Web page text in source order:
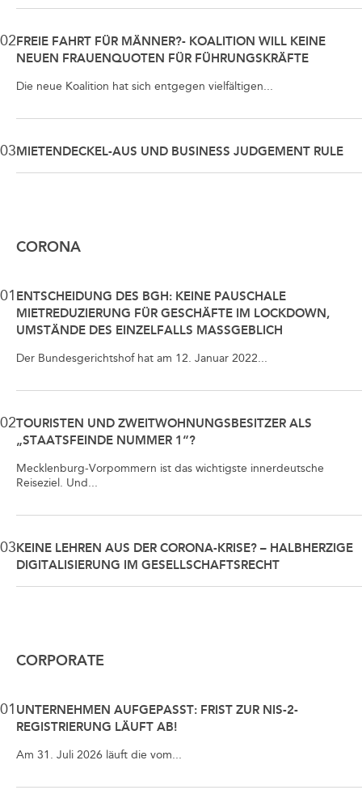
02 FREIE FAHRT FÜR MÄNNER?- KOALITION WILL KEINE
NEUEN FRAUENQUOTEN FÜR FÜHRUNGSKRÄFTE
Die neue Koalition hat sich entgegen vielfältigen...
03 MIETENDECKEL-AUS UND BUSINESS JUDGEMENT RULE
CORONA
01 ENTSCHEIDUNG DES BGH: KEINE PAUSCHALE
MIETREDUZIERUNG FÜR GESCHÄFTE IM LOCKDOWN,
UMSTÄNDE DES EINZELFALLS MASSGEBLICH
Der Bundesgerichtshof hat am 12. Januar 2022...
02TOURISTEN UND ZWEITWOHNUNGSBESITZER ALS
„STAATSFEINDE NUMMER 1“?
Mecklenburg-Vorpommern ist das wichtigste innerdeutsche
Reiseziel. Und...
03 KEINE LEHREN AUS DER CORONA-KRISE? – HALBHERZIGE
DIGITALISIERUNG IM GESELLSCHAFTSRECHT
CORPORATE
01 UNTERNEHMEN AUFGEPASST: FRIST ZUR NIS-2-
REGISTRIERUNG LÄUFT AB!
Am 31. Juli 2026 läuft die vom...